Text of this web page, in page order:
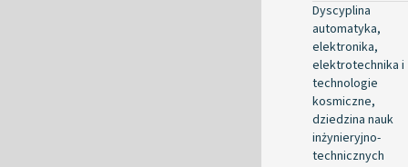
Dyscyplina
automatyka,
elektronika,
elektrotechnika i
technologie
kosmiczne,
dziedzina nauk
inżynieryjno-
technicznych